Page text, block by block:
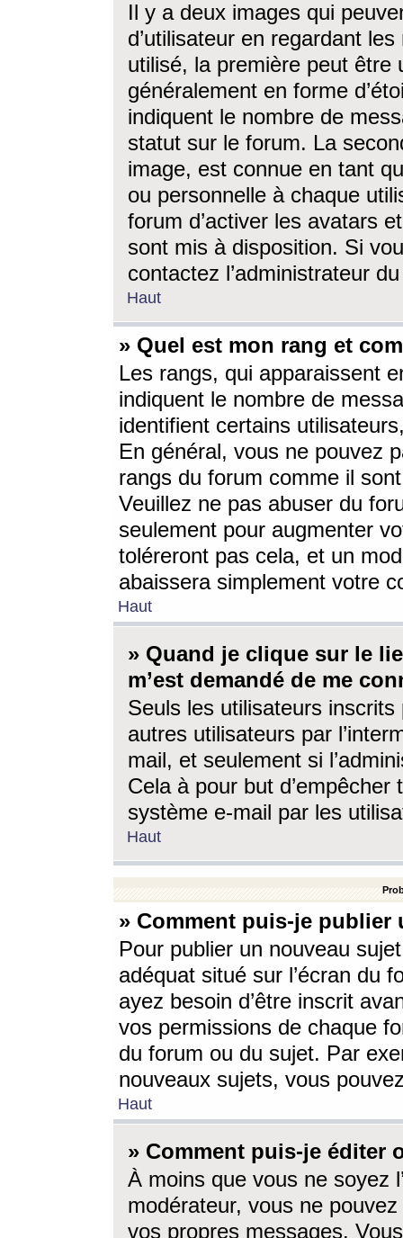
Il y a deux images qui
d’utilisateur en regardant
utilisé, la première peut être
généralement en forme
indiquent le nombre de
statut sur le forum. La
image, est connue en tant
ou personnelle à chaque
forum d’activer les avatars
sont mis à disposition. Si
contactez l’administrateur
Haut
» Quel est mon rang et
Les rangs, qui apparaissent
indiquent le nombre de
identifient certains
En général, vous ne pouvez
rangs du forum comme il
Veuillez ne pas abuser du
seulement pour augmenter
toléreront pas cela, et un
abaissera simplement votre
Haut
» Quand je clique sur le
m’est demandé de me
Seuls les utilisateurs
autres utilisateurs par
mail, et seulement si
Cela à pour but
système e-mail par les
Haut
» Comment puis-je
Pour publier un nouveau
adéquat situé sur l’écran du
ayez besoin d’être inscrit
vos permissions de chaque
du forum ou du sujet. Par
nouveaux sujets, vous
Haut
» Comment puis-je éditer
À moins que vous ne soyez
modérateur, vous ne
vos propres messages.